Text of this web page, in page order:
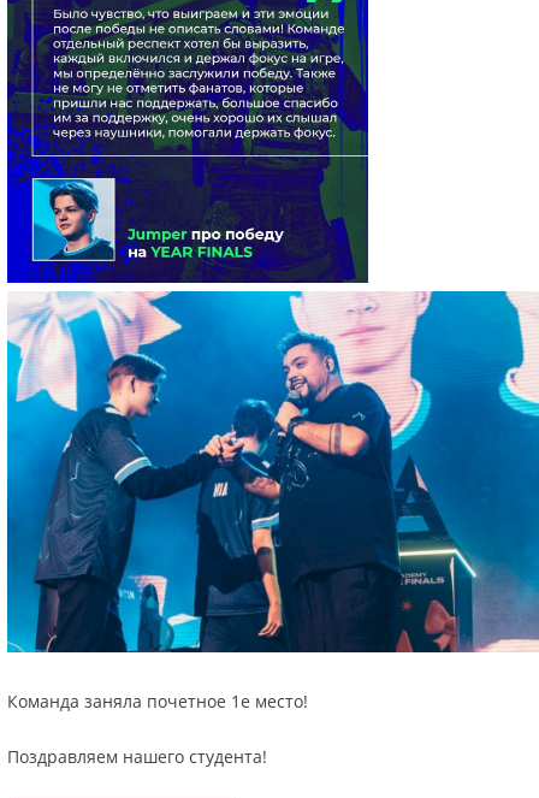
Команда заняла почетное 1е место!
Поздравляем нашего студента!